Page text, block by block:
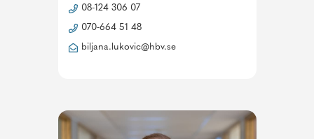
08-124 306 07
070-664 51 48
biljana.lukovic@hbv.se